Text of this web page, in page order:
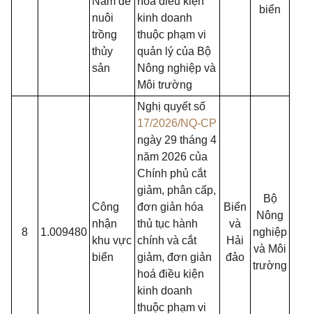
nuôi
trồng
thủy
sản
kinh doanh
thuộc phạm vi
quản lý của Bộ
Nông nghiệp và
Môi trường
biển
8 1.009480
Công
nhận
khu vực
biển
Nghị quyết số
17/2026/NQ-CP
ngày 29 tháng 4
năm 2026 của
Chính phủ cắt
giảm, phân cấp,
đơn giản hóa
thủ tục hành
chính và cắt
giảm, đơn giản
hoá điều kiện
kinh doanh
thuộc phạm vi
Biển
và
Hải
đảo
Bộ
Nông
nghiệp
và Môi
trường